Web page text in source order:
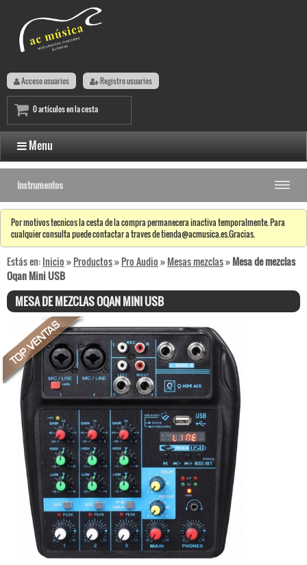
Acceso usuarios Registro usuarios
0 artículos en la cesta
Menu
Instrumentos
Por motivos tecnicos la cesta de la compra permanecera inactiva temporalmente. Para
cualquier consulta puede contactar a traves de tienda@acmusica.es.Gracias.
Estás en:Inicio»Productos»Pro Audio»Mesas mezclas»Mesa de mezclas
Oqan Mini USB
MESA DE MEZCLAS OQAN MINI USB